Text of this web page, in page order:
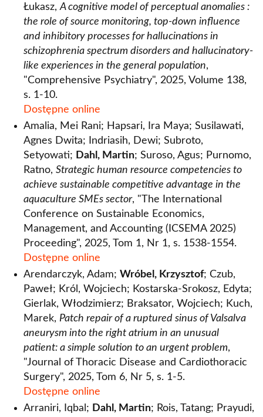
Łukasz,A cognitive model of perceptual anomalies :
the role of source monitoring, top-down influence
and inhibitory processes for hallucinations in
schizophrenia spectrum disorders and hallucinatory-
like experiences in the general population,
"Comprehensive Psychiatry", 2025, Volume 138,
s. 1-10.
Dostępne online
Amalia, Mei Rani; Hapsari, Ira Maya; Susilawati,
Agnes Dwita; Indriasih, Dewi; Subroto,
Setyowati; Dahl, Martin; Suroso, Agus; Purnomo,
Ratno, Strategic human resource competencies to
achieve sustainable competitive advantage in the
aquaculture SMEs sector, "The International
Conference on Sustainable Economics,
Management, and Accounting (ICSEMA 2025)
Proceeding", 2025, Tom 1, Nr 1, s. 1538-1554.
Dostępne online
Arendarczyk, Adam; Wróbel, Krzysztof; Czub,
Paweł; Król, Wojciech; Kostarska-Srokosz, Edyta;
Gierlak, Włodzimierz; Braksator, Wojciech; Kuch,
Marek, Patch repair of a ruptured sinus of Valsalva
aneurysm into the right atrium in an unusual
patient: a simple solution to an urgent problem,
"Journal of Thoracic Disease and Cardiothoracic
Surgery", 2025, Tom 6, Nr 5, s. 1-5.
Dostępne online
Arraniri, Iqbal; Dahl, Martin; Rois, Tatang; Prayudi,